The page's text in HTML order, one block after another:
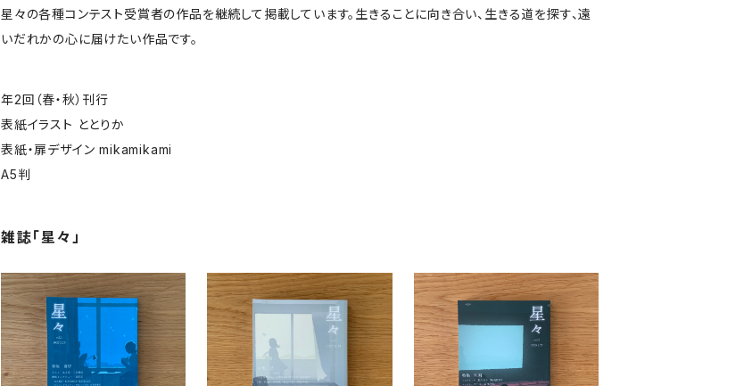
星々の各種コンテスト受賞者の作品を継続して掲載しています。生きることに向き合い、生きる道を探す、遠
いだれかの心に届けたい作品です。
年2回（春・秋）刊行
表紙イラスト ととりか
表紙・扉デザイン mikamikami
A5判
雑誌「星々」